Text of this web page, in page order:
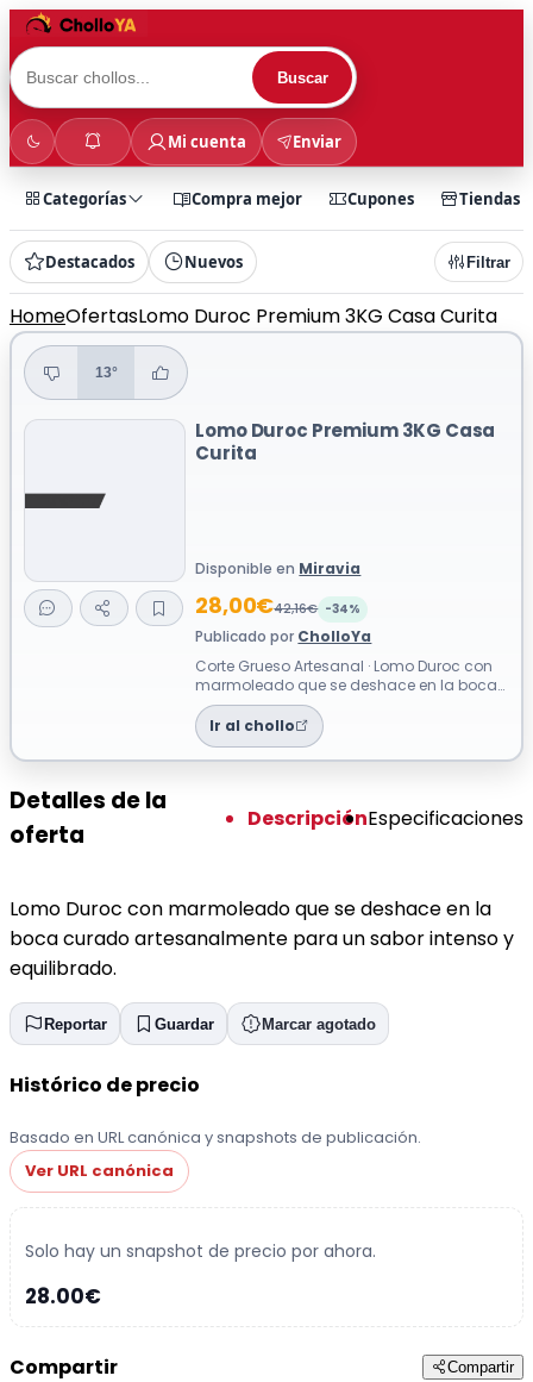
Buscar
Mi cuenta Enviar
Categorías Compra mejor Cupones Tiendas
Destacados Nuevos Filtrar
HomeOfertasLomo Duroc Premium 3KG Casa Curita
13°
Lomo Duroc Premium 3KG Casa
Curita
Disponible en Miravia
28,00€42,16€ -34%
Publicado por CholloYa
Corte Grueso Artesanal · Lomo Duroc con
marmoleado que se deshace en la boca
curado artesanalmente para un sabor
inte...
Ir al chollo
Detalles de la
oferta
DescripciónEspecificaciones
Lomo Duroc con marmoleado que se deshace en la
boca curado artesanalmente para un sabor intenso y
equilibrado.
Reportar Guardar Marcar agotado
Histórico de precio
Basado en URL canónica y snapshots de publicación.
Ver URL canónica
Solo hay un snapshot de precio por ahora.
28.00€
Compartir Compartir